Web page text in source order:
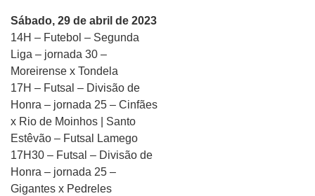
Sábado, 29 de abril de 2023
14H – Futebol – Segunda
Liga – jornada 30 –
Moreirense x Tondela
17H – Futsal – Divisão de
Honra – jornada 25 – Cinfães
x Rio de Moinhos | Santo
Estêvão – Futsal Lamego
17H30 – Futsal – Divisão de
Honra – jornada 25 –
Gigantes x Pedreles